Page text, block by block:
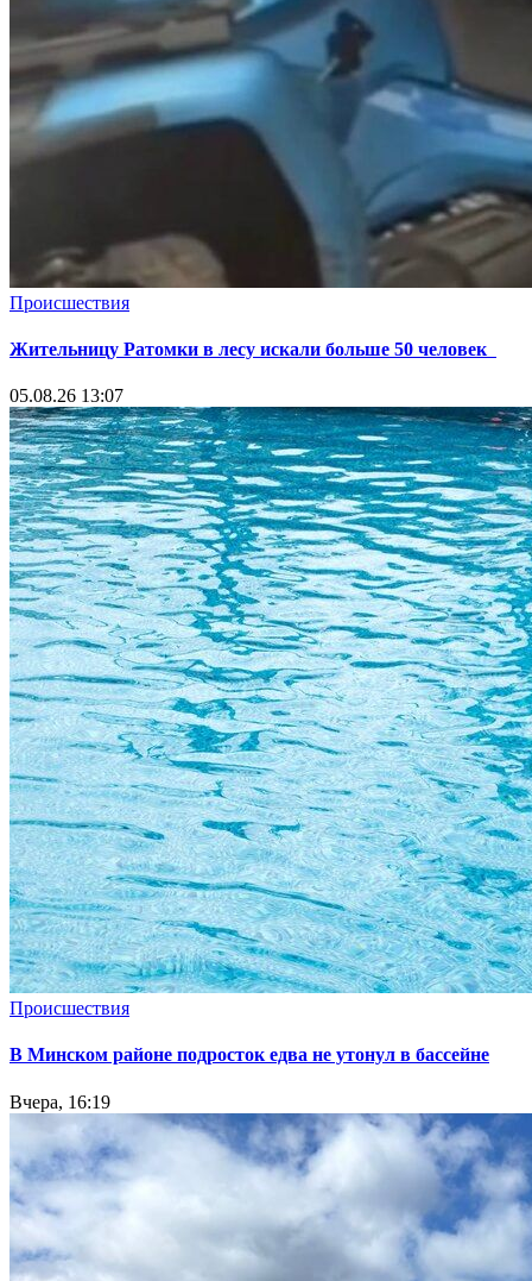
Происшествия
Жительницу Ратомки в лесу искали больше 50 человек
05.08.26 13:07
Происшествия
В Минском районе подросток едва не утонул в бассейне
Вчера, 16:19